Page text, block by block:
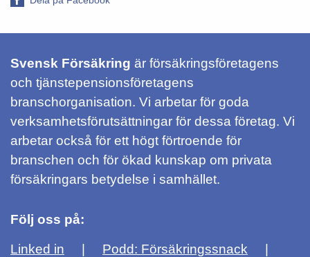
Svensk Försäkring är försäkringsföretagens
och tjänstepensionsföretagens
branschorganisation. Vi arbetar för goda
verksamhetsförutsättningar för dessa företag. Vi
arbetar också för ett högt förtroende för
branschen och för ökad kunskap om privata
försäkringars betydelse i samhället.
Följ oss på:
Linked in
Podd: Försäkringssnack